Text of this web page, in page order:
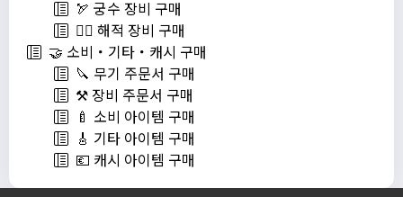
🏹 궁수 장비 구매
🏴‍☠️ 해적 장비 구매
🤝 소비・기타・캐시 구매
🔪 무기 주문서 구매
⚒️ 장비 주문서 구매
🍼 소비 아이템 구매
🎸 기타 아이템 구매
💶 캐시 아이템 구매